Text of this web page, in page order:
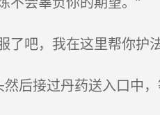
吧，我在这里帮你护
后接过丹药送入口中